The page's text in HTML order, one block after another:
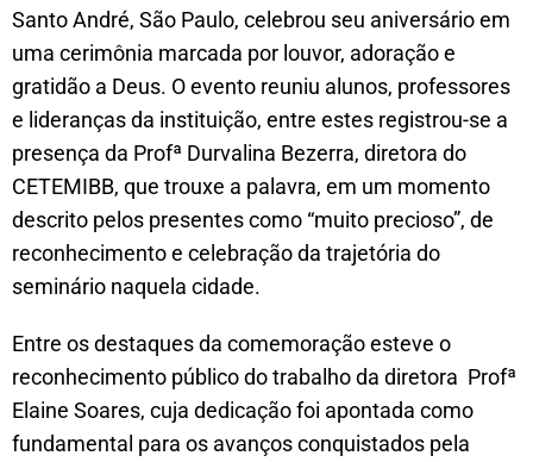
Santo André, São Paulo, celebrou seu aniversário em
uma cerimônia marcada por louvor, adoração e
gratidão a Deus. O evento reuniu alunos, professores
e lideranças da instituição, entre estes registrou-se a
presença da Profª Durvalina Bezerra, diretora do
CETEMIBB, que trouxe a palavra, em um momento
descrito pelos presentes como “muito precioso”, de
reconhecimento e celebração da trajetória do
seminário naquela cidade.
Entre os destaques da comemoração esteve o
reconhecimento público do trabalho da diretora Profª
Elaine Soares, cuja dedicação foi apontada como
fundamental para os avanços conquistados pela